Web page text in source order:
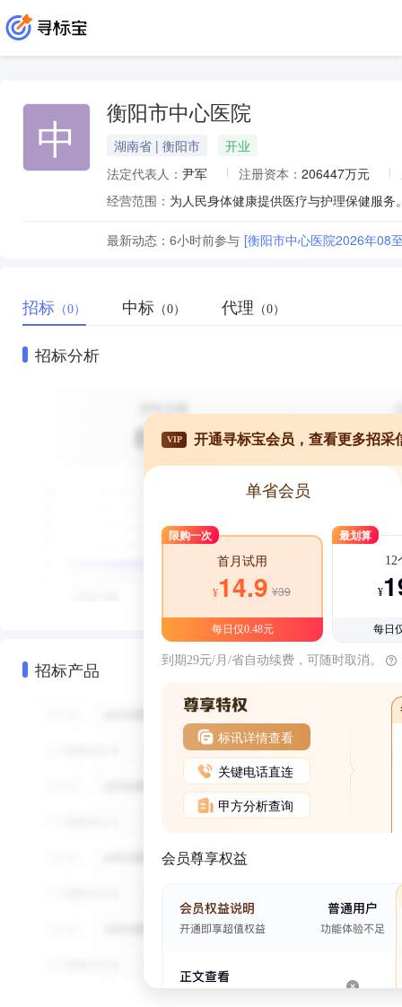
中 衡阳市中心医院
湖南省 | 衡阳市
开业
法定代表人： 尹军 注册资本： 206447万元
经营范围： 为人民身体健康提供医疗与护理保健服
最新动态： 6小时前参与 [衡阳市中心医院2026年08
招标 （0） 中标 （0） 代理 （0）
招标分析
招标产品
VIP 开通寻标宝会员，查看更多招采
单省会员
限购一次
首月试用
¥14.9 ¥39
每日仅0.48元
最划算
12
¥
每日
到期29元/月/省自动续费，可随时取消。
标讯详情查看
关键电话直连
甲方分析查询
会员尊享权益